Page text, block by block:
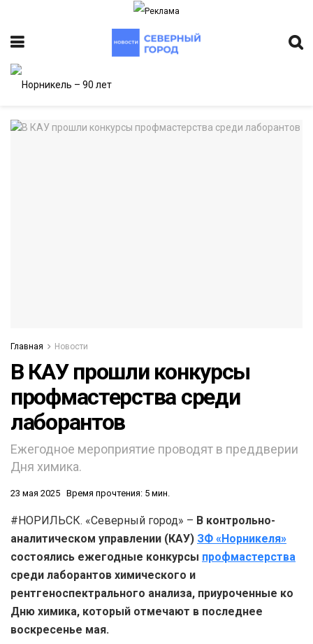
Главная Новости
В КАУ прошли конкурсы
профмастерства среди
лаборантов
Ежегодное мероприятие проводят в преддверии
Дня химика.
23 мая 2025 Время прочтения: 5 мин.
#НОРИЛЬСК. «Северный город» – В контрольно-
аналитическом управлении (КАУ) ЗФ «Норникеля»
состоялись ежегодные конкурсы профмастерства
среди лаборантов химического и
рентгеноспектрального анализа, приуроченные ко
Дню химика, который отмечают в последнее
воскресенье мая.